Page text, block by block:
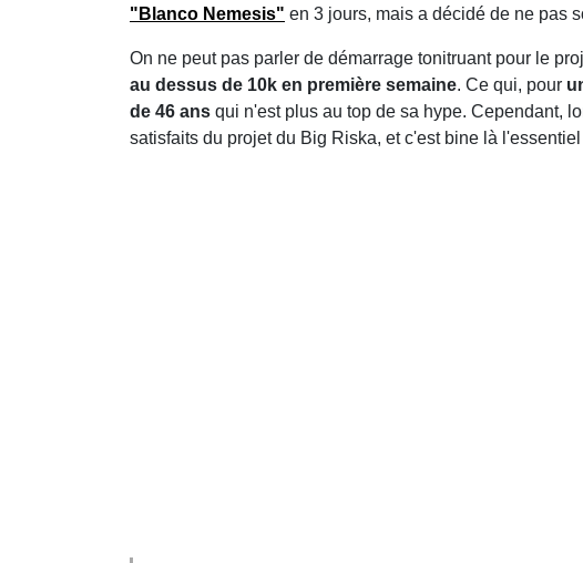
"Blanco Nemesis" en 3 jours, mais a décidé de ne pas
On ne peut pas parler de démarrage tonitruant pour le
au dessus de 10k en première semaine. Ce qui, pour
de 46 ans qui n'est plus au top de sa hype. Cependant,
satisfaits du projet du Big Riska, et c'est bine là